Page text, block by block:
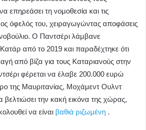
επηρεάσει τη νομοθεσία και τις
όφελός του, χειραγωγώντας αποφάσεις
Ο Παντσέρι λάμβανε
από το 2019 και παραδέχτηκε ότι
από βίζα για τους Καταριανούς στην
φέρεται να έλαβε 200.000 ευρώ
της Μαυριτανίας, Μοχάμεντ Ουλντ
βελτιώσει την κακή εικόνα της χώρας,
να είναι βαθιά ριζωμένη .